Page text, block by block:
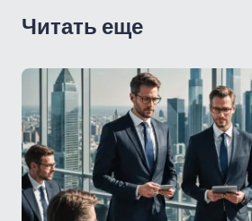
Читать еще